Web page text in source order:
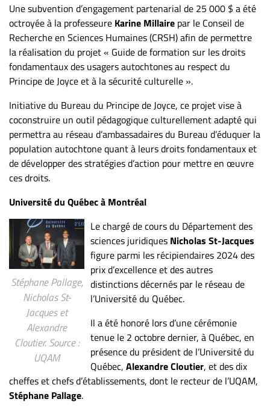
CABINETS
ET
ENTREPRISES
Espace
entreprises
Page
entreprises
Publier
un
emploi
Solutions de
recrutements
TROUVEZ-
NOUS
Nous
joindre
À
propos
Infolettre
S’abonner
FAQ
Une subvention d’engagement partenarial de 25 000 $ a été
octroyée à la professeure Karine Millaire par le Conseil de
Recherche en Sciences Humaines (CRSH) afin de permettre
la réalisation du projet « Guide de formation sur les droits
fondamentaux des usagers autochtones au respect du
Principe de Joyce et à la sécurité culturelle ».
Initiative du Bureau du Principe de Joyce, ce projet vise à
coconstruire un outil pédagogique culturellement adapté qui
permettra au réseau d’ambassadaires du Bureau d’éduquer la
population autochtone quant à leurs droits fondamentaux et
de développer des stratégies d’action pour mettre en œuvre
ces droits.
Université du Québec à Montréal
Stéphane Pallage,
Nicholas St-
Jacques et
Alexandre
Cloutier. Source :
UQAM
Le chargé de cours du Département des
sciences juridiques Nicholas St-Jacques
figure parmi les récipiendaires 2024 des
prix d’excellence et des autres
distinctions décernés par le réseau de
l’Université du Québec.
Il a été honoré lors d’une cérémonie
tenue le 2 octobre dernier, à Québec, en
présence du président de l’Université du
Québec,Alexandre Cloutier, et des dix
cheffes et chefs d’établissements, dont le recteur de l’UQAM,
Stéphane Pallage.